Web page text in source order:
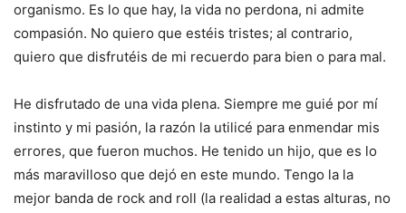
organismo. Es lo que hay, la vida no perdona, ni admite
compasión. No quiero que estéis tristes; al contrario,
quiero que disfrutéis de mi recuerdo para bien o para mal.
He disfrutado de una vida plena. Siempre me guié por mí
instinto y mi pasión, la razón la utilicé para enmendar mis
errores, que fueron muchos. He tenido un hijo, que es lo
más maravilloso que dejó en este mundo. Tengo la la
mejor banda de rock and roll (la realidad a estas alturas, no